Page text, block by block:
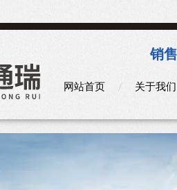
销
网站首页 关于我们